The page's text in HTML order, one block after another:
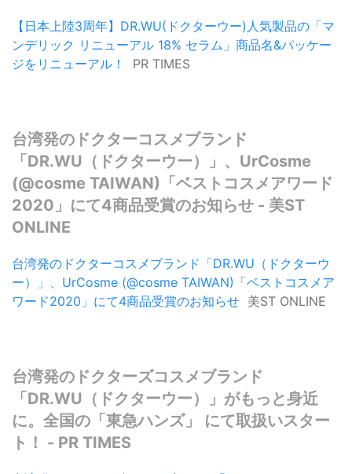
【日本上陸3周年】DR.WU(ドクターウー)人気製品の「マ
ンデリック リニューアル 18% セラム」商品名&パッケー
ジをリニューアル！
PR TIMES
台湾発のドクターコスメブランド
「DR.WU（ドクターウー）」、UrCosme
(@cosme TAIWAN)「ベストコスメアワード
2020」にて4商品受賞のお知らせ - 美ST
ONLINE
台湾発のドクターコスメブランド「DR.WU（ドクターウ
ー）」、UrCosme (@cosme TAIWAN)「ベストコスメア
ワード2020」にて4商品受賞のお知らせ 美ST ONLINE
台湾発のドクターズコスメブランド
「DR.WU（ドクターウー）」がもっと身近
に。全国の「東急ハンズ」 にて取扱いスター
ト！ - PR TIMES